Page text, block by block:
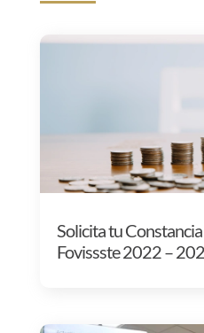
Solicita tu
Fovissste 2022 –